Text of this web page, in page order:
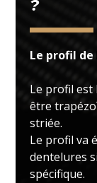
?
Le profil
Le profil
être
striée.
Le profil va
dentelures
spécifique.